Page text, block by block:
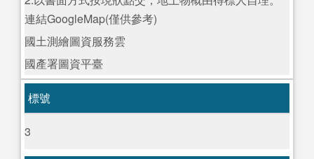
連結GoogleMap(僅供參考)
國土測繪圖資服務雲
國產署圖資平臺
標號
3